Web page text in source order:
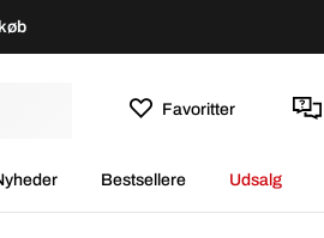
Favoritter
Bestsellere Udsalg